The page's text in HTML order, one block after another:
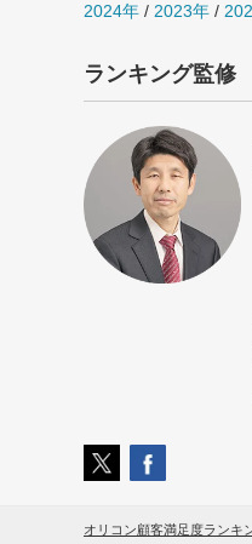
2024年 / 2023年 /
ランキング監修
オリコン顧客満足度ランキ